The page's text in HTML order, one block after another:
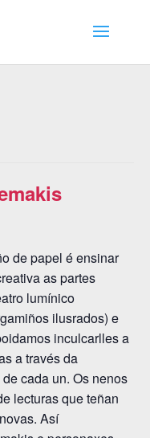
de papel é ensinar
as partes
lumínico
ilusrados) e
inculcarlles a
a través da
cada un. Os nenos
lecturas que teñan
Así